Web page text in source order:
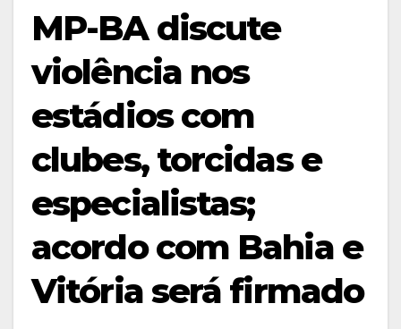
MP-BA discute
violência nos
estádios com
clubes, torcidas e
especialistas;
acordo com Bahia e
Vitória será firmado